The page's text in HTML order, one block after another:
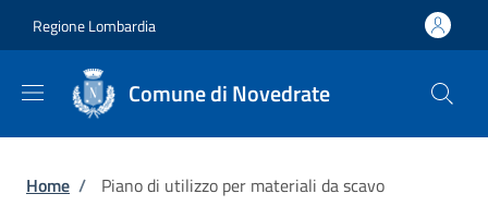
Regione Lombardia
Comune di Novedrate
Briciole di pane
Home / Piano di utilizzo per materiali da scavo